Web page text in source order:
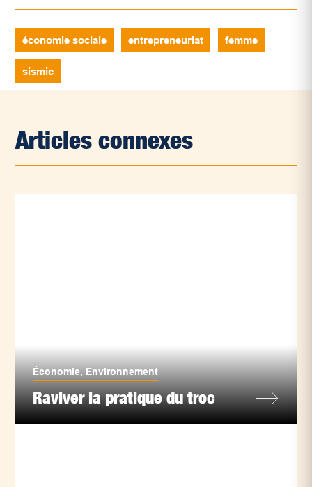
économie sociale entrepreneuriat femme
sismic
Articles connexes
Économie, Environnement
Raviver la pratique du troc